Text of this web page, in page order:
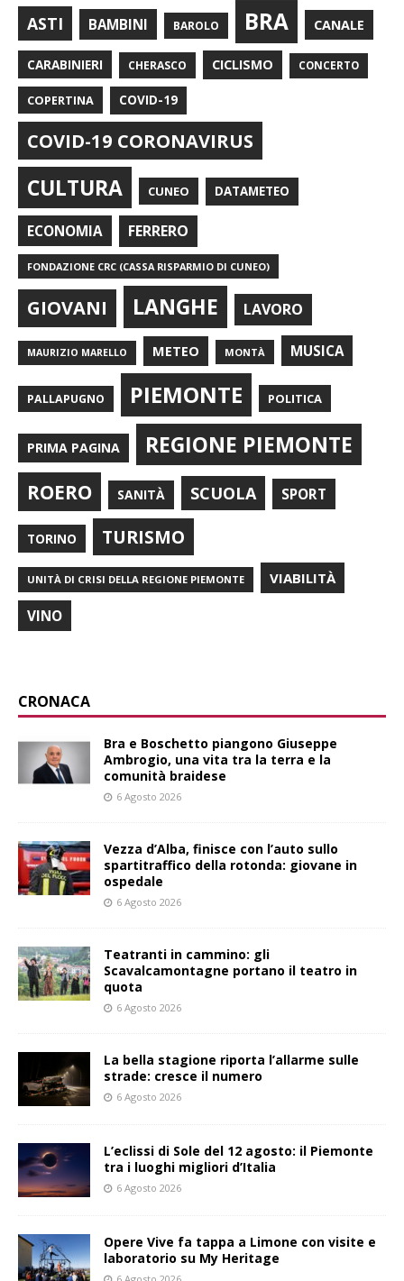
ASTI BAMBINI BAROLO BRA CANALE
CARABINIERI CHERASCO CICLISMO CONCERTO
COPERTINA COVID-19
COVID-19 CORONAVIRUS
CULTURA CUNEO DATAMETEO
ECONOMIA FERRERO
FONDAZIONE CRC (CASSA RISPARMIO DI CUNEO)
GIOVANI LANGHE LAVORO
MAURIZIO MARELLO METEO MONTÀ MUSICA
PALLAPUGNO PIEMONTE POLITICA
PRIMA PAGINA REGIONE PIEMONTE
ROERO SANITÀ SCUOLA SPORT
TORINO TURISMO
UNITÀ DI CRISI DELLA REGIONE PIEMONTE VIABILITÀ
VINO
CRONACA
Bra e Boschetto piangono Giuseppe
Ambrogio, una vita tra la terra e la
comunità braidese
6 Agosto 2026
Vezza d’Alba, finisce con l’auto sullo
spartitraffico della rotonda: giovane in
ospedale
6 Agosto 2026
Teatranti in cammino: gli
Scavalcamontagne portano il teatro in
quota
6 Agosto 2026
La bella stagione riporta l’allarme sulle
strade: cresce il numero
6 Agosto 2026
L’eclissi di Sole del 12 agosto: il Piemonte
tra i luoghi migliori d’Italia
6 Agosto 2026
Opere Vive fa tappa a Limone con visite e
laboratorio su My Heritage